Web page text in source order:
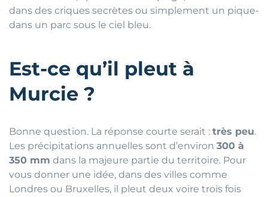
dans des criques secrètes ou simplement un pique-
dans un parc sous le ciel bleu.
Est-ce qu’il pleut à
Murcie ?
Bonne question. La réponse courte serait : très peu.
Les précipitations annuelles sont d’environ 300 à
350 mm dans la majeure partie du territoire. Pour
vous donner une idée, dans des villes comme
Londres ou Bruxelles, il pleut deux voire trois fois